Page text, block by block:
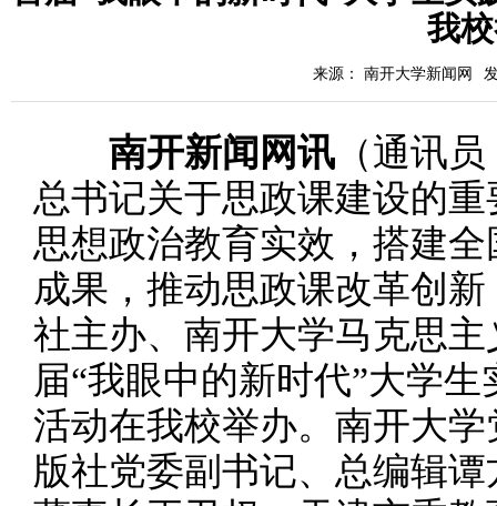
我
来源： 南开大学新闻网
南开新闻网讯 （通讯
总书记关于思政课建设的
思想政治教育实效，搭建
成果，推动思政课改革创
社主办、南开大学马克思
届“我眼中的新时代”大学
活动在我校举办。南开大
版社党委副书记、总编辑